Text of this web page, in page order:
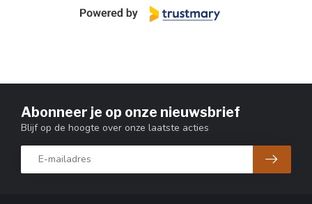
Abonneer je op onze nieuwsbrief
Blijf op de hoogte over onze laatste acties